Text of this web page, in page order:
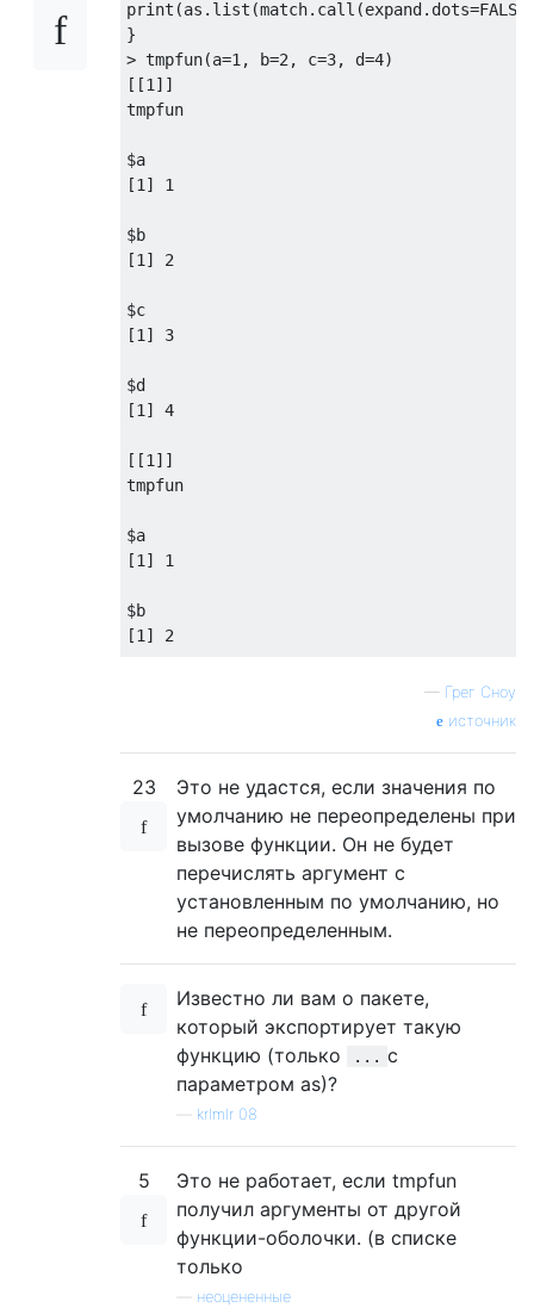
print(as.list(match.call(expand.dots=FALSE
}
> tmpfun(a=1 , b=2 , c=3, d=4)
[[1 ]]
tmpfun
$a
[1 ] 1
$b
[1 ] 2
$c
[1 ] 3
$d
[1 ] 4
[[1 ]]
tmpfun
$a
[1 ] 1
$b
[1 ] 2
$...$d
— Грег Сноу
источник
23
Это не удастся, если значения по
умолчанию не переопределены при
вызове функции. Он не будет
перечислять аргумент с
установленным по умолчанию, но
не переопределенным.
Известно ли вам о пакете,
который экспортирует такую ​​
функцию (только
... с
параметром as)?
krlmlr 08
5
Это не работает, если tmpfun
получил аргументы от другой
функции-оболочки. (в списке
только
неоцененные